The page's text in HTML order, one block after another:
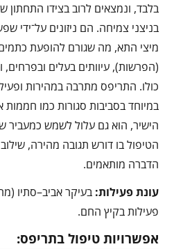
בלבד, ונמצאים לרוב בצידו
בניצני צמיחה. הם ניזונים על־ידי
מיצי התא, מה שגורם להופעת
(הפרשות), עיוותים בעלים
כולו. התריפס מתרבה במהירות
במיוחד בסביבות סגורות כמו חממות
הישיר, הוא גם עלול לשמש כמעביר
הטיפול בו דורש תגובה מהירה,
הדברה מותאמים.
עונת פעילות: בעיקר אביב–סתיו
פעילות בקיץ החם.
אפשרויות טיפול בתריפס: